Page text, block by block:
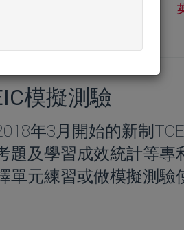
模擬測驗
年3月開始的新制
題及學習成效統計等專
單元練習或做模擬測驗